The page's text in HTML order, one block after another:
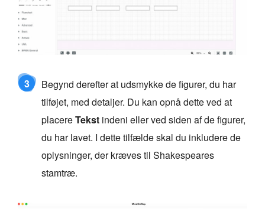
3
Begynd derefter at udsmykke de figurer, du har
tilføjet, med detaljer. Du kan opnå dette ved at
placereTekst indeni eller ved siden af de figurer,
du har lavet. I dette tilfælde skal du inkludere de
oplysninger, der kræves til Shakespeares
stamtræ.